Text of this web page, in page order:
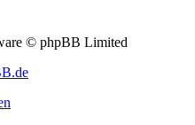
© phpBB Limited